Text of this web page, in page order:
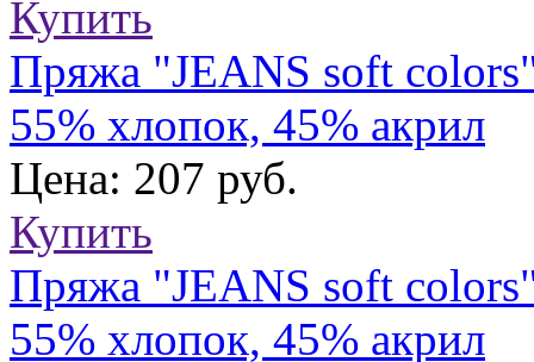
Купить
Пряжа "JEANS soft
55% хлопок, 45% акрил
Цена: 207 руб.
Купить
Пряжа "JEANS soft
55% хлопок, 45% акрил